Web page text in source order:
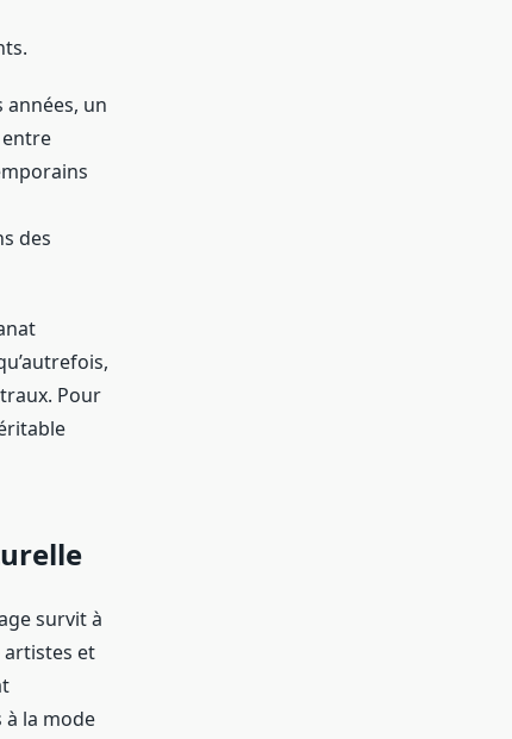
années, un
des
Pour
survit à
artistes et
la mode